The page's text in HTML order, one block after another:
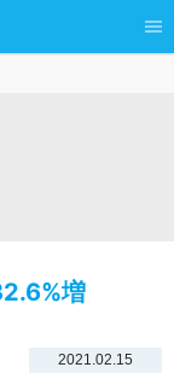
増
2021.02.15